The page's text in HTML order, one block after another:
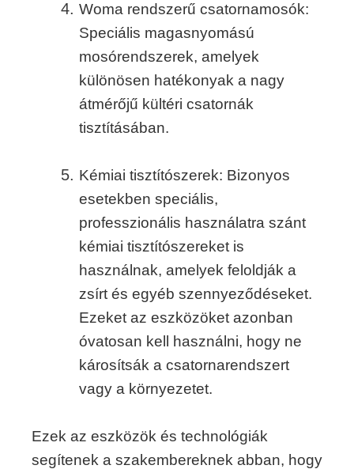
Woma rendszerű csatornamosók:
Speciális magasnyomású
mosórendszerek, amelyek
különösen hatékonyak a nagy
átmérőjű kültéri csatornák
tisztításában.
Kémiai tisztítószerek: Bizonyos
esetekben speciális,
professzionális használatra szánt
kémiai tisztítószereket is
használnak, amelyek feloldják a
zsírt és egyéb szennyeződéseket.
Ezeket az eszközöket azonban
óvatosan kell használni, hogy ne
károsítsák a csatornarendszert
vagy a környezetet.
Ezek az eszközök és technológiák
segítenek a szakembereknek abban, hogy